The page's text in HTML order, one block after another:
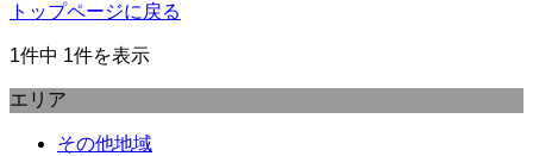
トップページに戻る
1件中 1件を表示
エリア
その他地域